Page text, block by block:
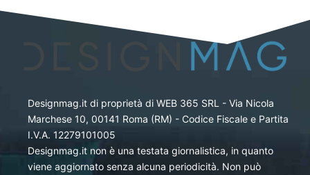
Designmag.it di proprietà di WEB 365 SRL - Via Nicola
Marchese 10, 00141 Roma (RM) - Codice Fiscale e Partita
I.V.A. 12279101005
Designmag.it non è una testata giornalistica, in quanto
viene aggiornato senza alcuna periodicità. Non può